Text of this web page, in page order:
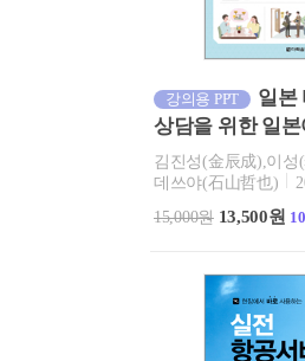
강의용 PPT
일본
상담을 위한 일
김진성(金辰成),이성
데쓰야(石山哲也)
15,000원 13,500원